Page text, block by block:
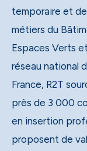
temporaire et
métiers du
Espaces Verts et de la
réseau national
France, R2T
près de 3 000
en insertion
proposent de